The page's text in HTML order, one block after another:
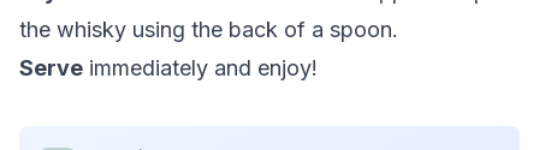
the whisky using the back of a spoon.
Serve immediately and enjoy!